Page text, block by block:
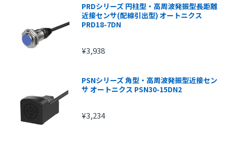
PRDシリーズ 円柱型・高周波発振型長距離
近接センサ(配線引出型) オートニクス
PRD18-7DN
¥3,938
PSNシリーズ 角型・高周波発振型近接セン
サ オートニクス PSN30-15DN2
¥3,234